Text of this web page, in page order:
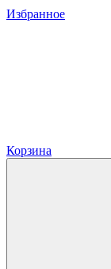
Избранное
Корзина